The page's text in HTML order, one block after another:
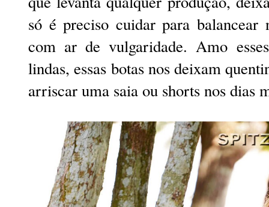
só é preciso cuidar para
com ar de vulgaridade. Amo
lindas, essas botas nos deixam
arriscar uma saia ou shorts nos dias